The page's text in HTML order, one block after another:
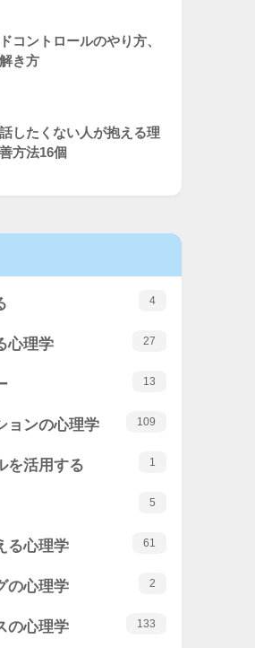
コントロールのやり方、
き方
したくない人が抱える理
方法16個
4
心理学 27
13
ョンの心理学 109
を活用する 1
5
る心理学 61
の心理学 2
の心理学 133